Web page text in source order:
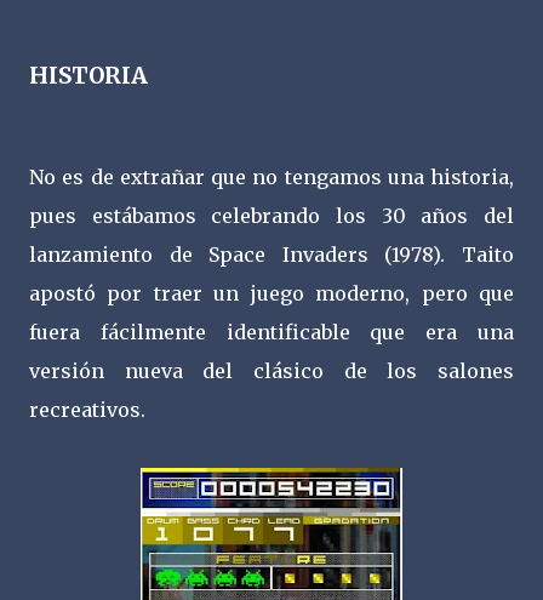
HISTORIA
No es de extrañar que no tengamos una historia,
pues estábamos celebrando los 30 años del
lanzamiento de Space Invaders (1978). Taito
apostó por traer un juego moderno, pero que
fuera fácilmente identificable que era una
versión nueva del clásico de los salones
recreativos.